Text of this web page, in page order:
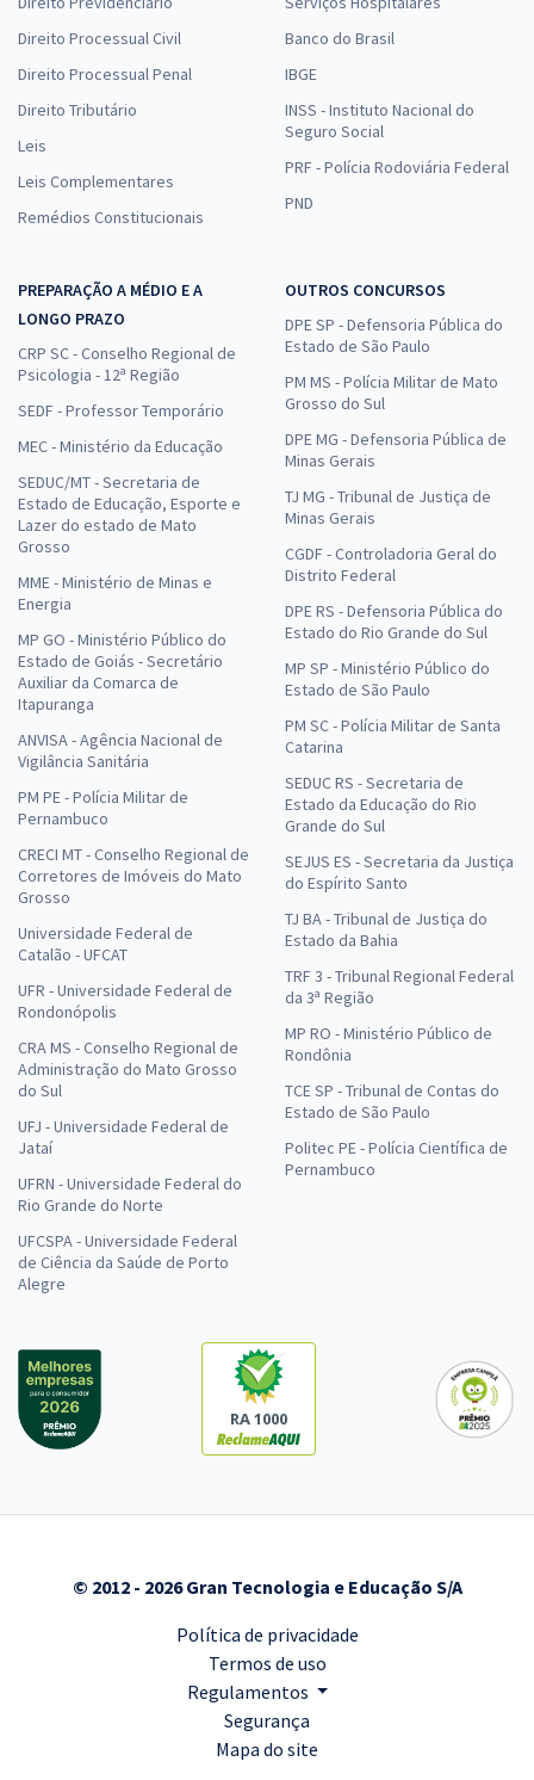
Direito Processual Civil
Direito Processual Penal
Direito Tributário
Leis
Leis Complementares
Remédios Constitucionais
Banco do Brasil
IBGE
INSS - Instituto Nacional do
Seguro Social
PRF - Polícia Rodoviária Federal
PND
PREPARAÇÃO A MÉDIO E A
LONGO PRAZO
CRP SC - Conselho Regional de
Psicologia - 12ª Região
SEDF - Professor Temporário
MEC - Ministério da Educação
SEDUC/MT - Secretaria de
Estado de Educação, Esporte e
Lazer do estado de Mato
Grosso
MME - Ministério de Minas e
Energia
MP GO - Ministério Público do
Estado de Goiás - Secretário
Auxiliar da Comarca de
Itapuranga
ANVISA - Agência Nacional de
Vigilância Sanitária
PM PE - Polícia Militar de
Pernambuco
CRECI MT - Conselho Regional de
Corretores de Imóveis do Mato
Grosso
Universidade Federal de
Catalão - UFCAT
UFR - Universidade Federal de
Rondonópolis
CRA MS - Conselho Regional de
Administração do Mato Grosso
do Sul
UFJ - Universidade Federal de
Jataí
UFRN - Universidade Federal do
Rio Grande do Norte
UFCSPA - Universidade Federal
de Ciência da Saúde de Porto
Alegre
OUTROS CONCURSOS
DPE SP - Defensoria Pública do
Estado de São Paulo
PM MS - Polícia Militar de Mato
Grosso do Sul
DPE MG - Defensoria Pública de
Minas Gerais
TJ MG - Tribunal de Justiça de
Minas Gerais
CGDF - Controladoria Geral do
Distrito Federal
DPE RS - Defensoria Pública do
Estado do Rio Grande do Sul
MP SP - Ministério Público do
Estado de São Paulo
PM SC - Polícia Militar de Santa
Catarina
SEDUC RS - Secretaria de
Estado da Educação do Rio
Grande do Sul
SEJUS ES - Secretaria da Justiça
do Espírito Santo
TJ BA - Tribunal de Justiça do
Estado da Bahia
TRF 3 - Tribunal Regional Federal
da 3ª Região
MP RO - Ministério Público de
Rondônia
TCE SP - Tribunal de Contas do
Estado de São Paulo
Politec PE - Polícia Científica de
Pernambuco
RA 1000
© 2012 - 2026 Gran Tecnologia e Educação S/A
Política de privacidade
Termos de uso
Regulamentos
Segurança
Mapa do site